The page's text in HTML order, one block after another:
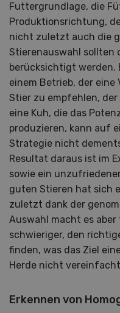
Futtergrundlage, die
Produktionsrichtung,
nicht zuletzt auch die
Stierenauswahl sollten
berücksichtigt werden.
einem Betrieb, der
Stier zu empfehlen,
eine Kuh, die das
produzieren, kann auf
Strategie nicht
Resultat daraus ist im
sowie ein
guten Stieren hat sich
zuletzt dank der
Auswahl macht es
schwieriger, den
finden, was das Ziel
Herde nicht
Erkennen von